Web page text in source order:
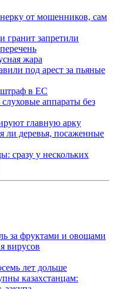
от мошенников, сам
гранит запретили
жара
под арест за пьяные
штраф в ЕС
аппараты без
главную арку
ли деревья, посаженные
сразу у нескольких
за фруктами и овощами
вирусов
лет дольше
казахстанцам: